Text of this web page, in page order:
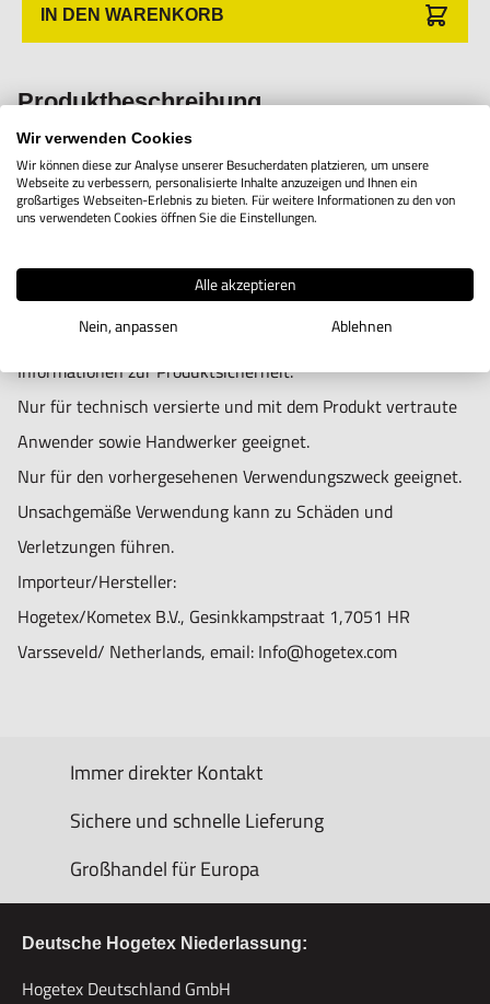
IN DEN WARENKORB
Produktbeschreibung
Standardmessplatte für 10x
Informationen zur Produktsicherheit:
Nur für technisch versierte und mit dem Produkt vertraute
Anwender sowie Handwerker geeignet.
Nur für den vorhergesehenen Verwendungszweck geeignet.
Unsachgemäße Verwendung kann zu Schäden und
Verletzungen führen.
Importeur/Hersteller:
Hogetex/Kometex B.V., Gesinkkampstraat 1,7051 HR
Varsseveld/ Netherlands, email: Info@hogetex.com
Immer direkter Kontakt
Sichere und schnelle Lieferung
Großhandel für Europa
Deutsche Hogetex Niederlassung:
Hogetex Deutschland GmbH
Wir verwenden Cookies
Wir können diese zur Analyse unserer Besucherdaten platzieren, um unsere
Webseite zu verbessern, personalisierte Inhalte anzuzeigen und Ihnen ein
großartiges Webseiten-Erlebnis zu bieten. Für weitere Informationen zu den von
uns verwendeten Cookies öffnen Sie die Einstellungen.
Alle akzeptieren
Nein, anpassen
Ablehnen